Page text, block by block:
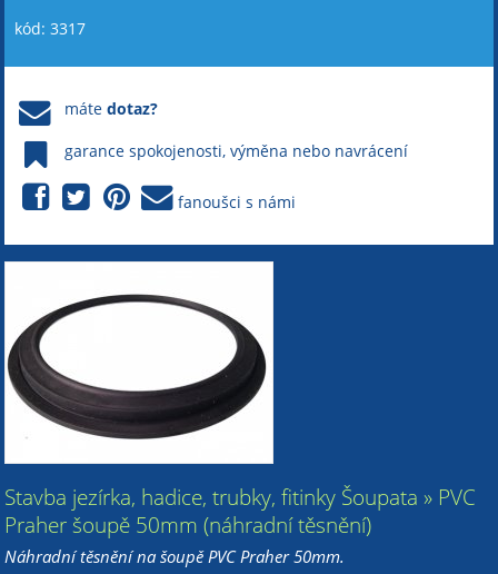
kód: 3317
mátedotaz?
garance spokojenosti, výměna nebo navrácení
fanoušci s námi
Stavba jezírka, hadice, trubky, fitinky Šoupata » PVC
Praher šoupě 50mm (náhradní těsnění)
Náhradní těsnění na šoupě PVC Praher 50mm.